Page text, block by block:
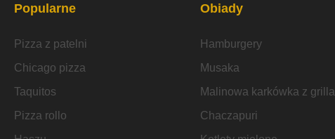
Popularne
Pizza z patelni
Chicago pizza
Taquitos
Pizza rollo
Obiady
Hamburgery
Musaka
Malinowa karkówka z grilla
Chaczapuri